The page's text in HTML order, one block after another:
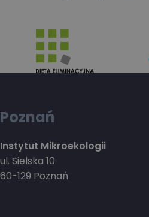
Poznań
Instytut Mikroekologii
ul. Sielska 10
60-129 Poznań